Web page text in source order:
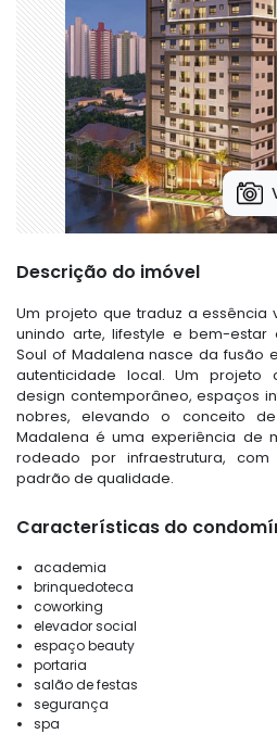
Descrição do imóvel
Um projeto que traduz a essência
unindo arte, lifestyle e bem-estar
Soul of Madalena nasce da fusão
autenticidade local. Um projeto
design contemporâneo, espaços
nobres, elevando o conceito
Madalena é uma experiência de
rodeado por infraestrutura,
padrão de qualidade.
Características do
academia
brinquedoteca
coworking
elevador social
espaço beauty
portaria
salão de festas
segurança
spa